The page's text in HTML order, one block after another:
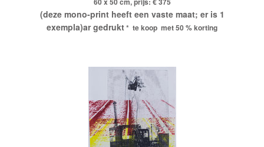
(deze mono-print heeft een vaste maat; er is 1
exempla)ar gedrukt* te koop met 50 % korting